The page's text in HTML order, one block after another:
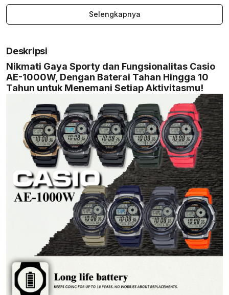
Selengkapnya
Deskripsi
Nikmati Gaya Sporty dan Fungsionalitas Casio
AE-1000W, Dengan Baterai Tahan Hingga 10
Tahun untuk Menemani Setiap Aktivitasmu!